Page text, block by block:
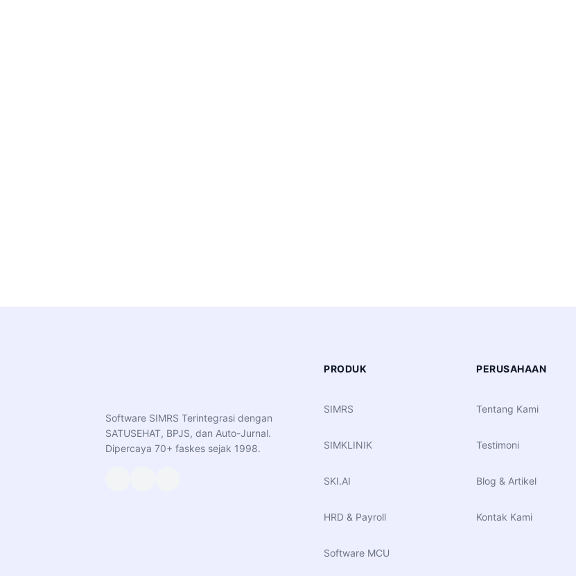
Software SIMRS Terintegrasi dengan
SATUSEHAT, BPJS, dan Auto-Jurnal.
Dipercaya 70+ faskes sejak 1998.
PRODUK
SIMRS
SIMKLINIK
SKI.AI
HRD & Payroll
Software MCU
PERUSAHAAN
Tentang Kami
Testimoni
Blog & Artikel
Kontak Kami